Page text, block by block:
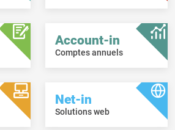
Account-in
Comptes annuels
Net-in
Solutions web